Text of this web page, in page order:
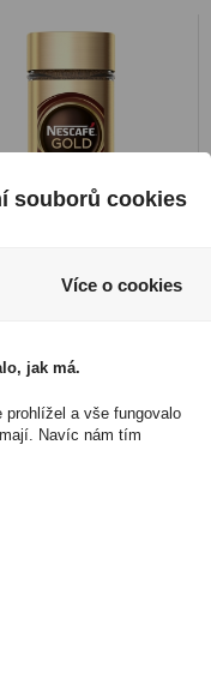
Gold 200g
5 - 50 ks
souborů cookies
Více o cookies
jak má.
prohlížel a vše fungovalo
Navíc nám tím